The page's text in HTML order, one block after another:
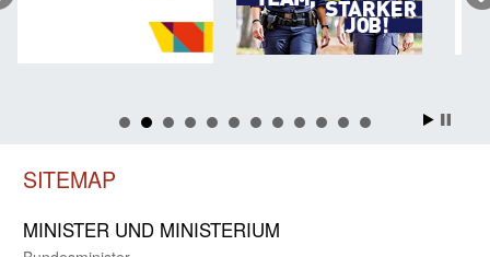
SITEMAP
MINISTER UND MINIST­ERIUM